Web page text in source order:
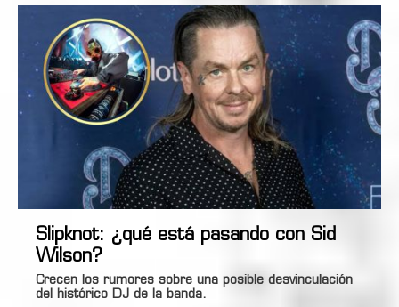
Slipknot: ¿qué está pasando con Sid
Wilson?
Crecen los rumores sobre una posible desvinculación
del histórico DJ de la banda.